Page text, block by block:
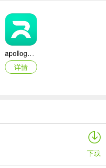
apollogo官方版(萝卜快跑)
详情
萝卜快跑app
下载